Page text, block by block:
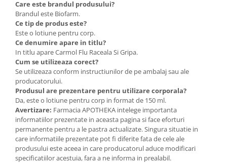
Care este brandul produsului?
Brandul este Biofarm.
Ce tip de produs este?
Este o lotiune pentru corp.
Ce denumire apare in titlu?
In titlu apare Carmol Flu Raceala Si Gripa.
Cum se utilizeaza corect?
Se utilizeaza conform instructiunilor de pe ambalaj sau ale
producatorului.
Produsul are prezentare pentru utilizare corporala?
Da, este o lotiune pentru corp in format de 150 ml.
Avertizare: Farmacia APOTHEKA intelege importanta
informatiilor prezentate in aceasta pagina si face eforturi
permanente pentru a le pastra actualizate. Singura situatie in
care informatiile prezentate pot fi diferite fata de cele ale
produsului este aceea in care producatorul aduce modificari
specificatiilor acestuia, fara a ne informa in prealabil.